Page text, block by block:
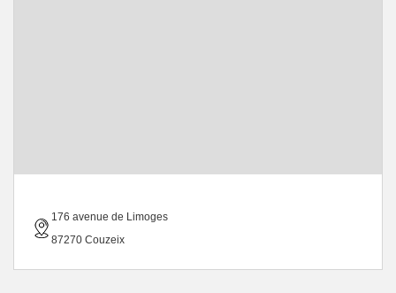
176 avenue de Limoges
87270 Couzeix